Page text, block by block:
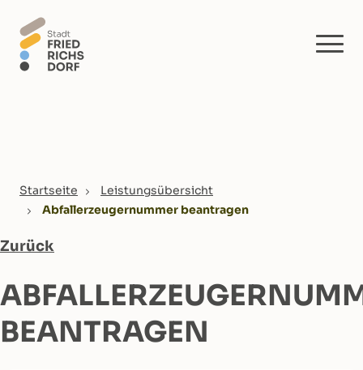
You are here:
Startseite
Leistungsübersicht
Abfallerzeugernummer beantragen
Zurück
BEANTRAGEN